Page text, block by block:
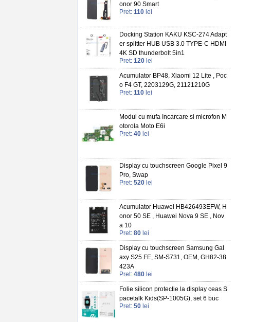
onor 90 Smart
Pret: 110 lei
Docking Station KAKU KSC-274 Adapt
er splitter HUB USB 3.0 TYPE-C HDMI
4K SD thunderbolt 5in1
Pret: 120 lei
Acumulator BP48, Xiaomi 12 Lite , Poc
o F4 GT, 2203129G, 21121210G
Pret: 110 lei
Modul cu mufa Incarcare si microfon M
otorola Moto E6i
Pret: 40 lei
Display cu touchscreen Google Pixel 9
Pro, Swap
Pret: 520 lei
Acumulator Huawei HB426493EFW, H
onor 50 SE , Huawei Nova 9 SE , Nov
a 10
Pret: 80 lei
Display cu touchscreen Samsung Gal
axy S25 FE, SM-S731, OEM, GH82-38
423A
Pret: 480 lei
Folie silicon protectie la display ceas S
pacetalk Kids(SP-1005G), set 6 buc
Pret: 50 lei